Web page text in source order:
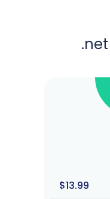
.net
$13.99